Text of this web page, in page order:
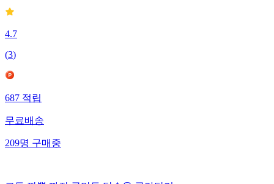
4.7
(3)
687적립
무료배송
209명구매중